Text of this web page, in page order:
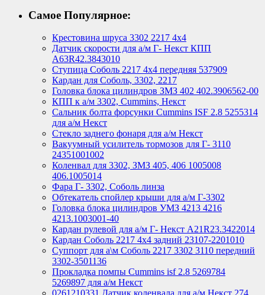
Самое Популярное:
Крестовина шруса 3302 2217 4х4
Датчик скорости для а/м Г- Некст КПП
А63R42.3843010
Ступица Соболь 2217 4х4 передняя 537909
Кардан для Соболь, 3302, 2217
Головка блока цилиндров ЗМЗ 402 402.3906562-00
КПП к а/м 3302, Cummins, Некст
Сальник болта форсунки Cummins ISF 2.8 5255314
для а/м Некст
Стекло заднего фонаря для а/м Некст
Вакуумный усилитель тормозов для Г- 3110
24351001002
Коленвал для 3302, ЗМЗ 405, 406 1005008
406.1005014
Фара Г- 3302, Соболь линза
Обтекатель спойлер крыши для а/м Г-3302
Головка блока цилиндров УМЗ 4213 4216
4213.1003001-40
Кардан рулевой для а/м Г- Некст А21R23.3422014
Кардан Соболь 2217 4х4 задний 23107-2201010
Суппорт для а\м Соболь 2217 3302 3110 передний
3302-3501136
Прокладка помпы Cummins isf 2.8 5269784
5269897 для а/м Некст